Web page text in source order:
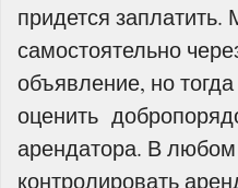
придется
самостоятельно
объявление, но
оценить
арендатора. В любом
контролировать